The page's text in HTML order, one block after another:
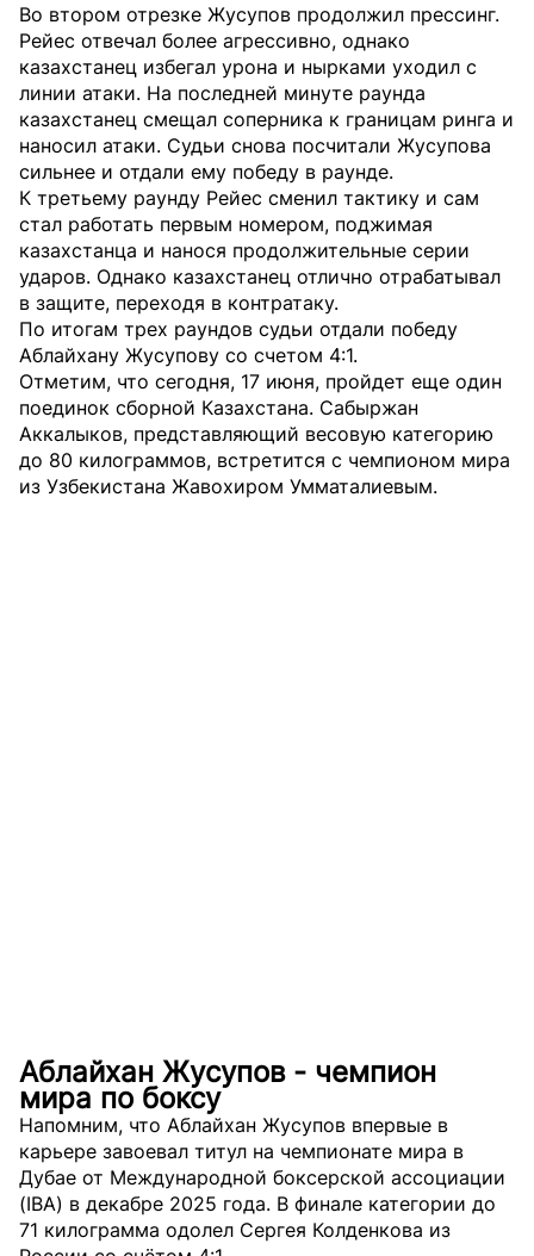
Во втором отрезке Жусупов продолжил прессинг.
Рейес отвечал более агрессивно, однако
казахстанец избегал урона и нырками уходил с
линии атаки. На последней минуте раунда
казахстанец смещал соперника к границам ринга и
наносил атаки. Судьи снова посчитали Жусупова
сильнее и отдали ему победу в раунде.
К третьему раунду Рейес сменил тактику и сам
стал работать первым номером, поджимая
казахстанца и нанося продолжительные серии
ударов. Однако казахстанец отлично отрабатывал
в защите, переходя в контратаку.
По итогам трех раундов судьи отдали победу
Аблайхану Жусупову со счетом 4:1.
Отметим, что сегодня, 17 июня, пройдет еще один
поединок сборной Казахстана. Сабыржан
Аккалыков, представляющий весовую категорию
до 80 килограммов, встретится с чемпионом мира
из Узбекистана Жавохиром Умматалиевым.
Аблайхан Жусупов - чемпион
мира по боксу
Напомним, что Аблайхан Жусупов впервые в
карьере завоевал титул на чемпионате мира в
Дубае от Международной боксерской ассоциации
(IBA) в декабре 2025 года. В финале категории до
71 килограмма одолел Сергея Колденкова из